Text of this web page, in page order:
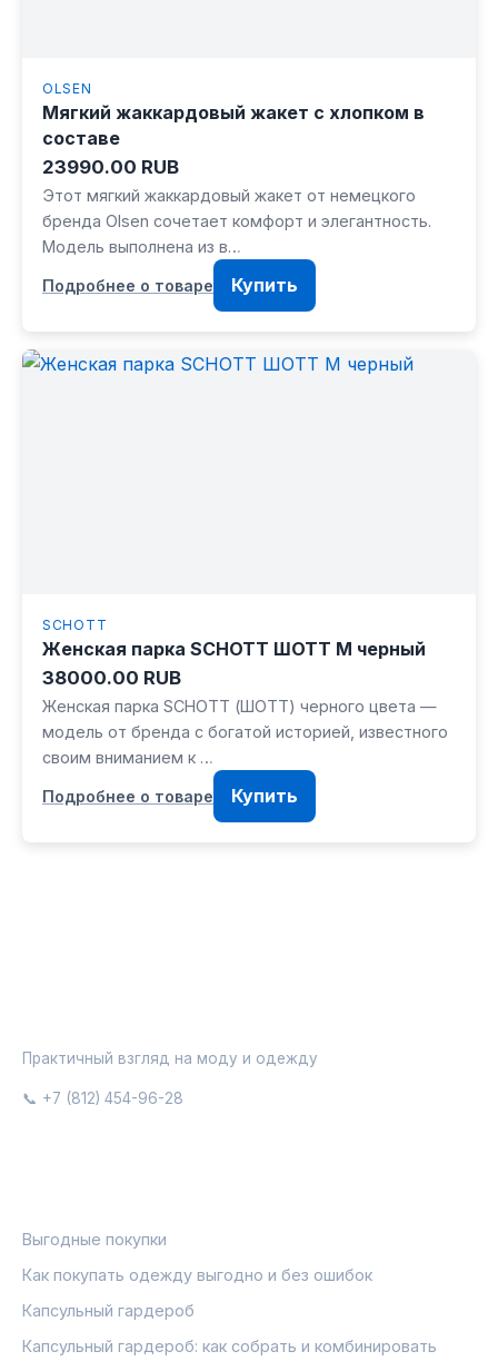
OLSEN
Мягкий жаккардовый жакет с хлопком в
составе
23990.00 RUB
Этот мягкий жаккардовый жакет от немецкого
бренда Olsen сочетает комфорт и элегантность.
Модель выполнена из в…
Подробнее о товаре Купить
SCHOTT
Женская парка SCHOTT ШОТТ M черный
38000.00 RUB
Женская парка SCHOTT (ШОТТ) черного цвета —
модель от бренда с богатой историей, известного
своим вниманием к …
Подробнее о товаре Купить
Практичный взгляд на моду и одежду
📞 +7 (812) 454-96-28
Выгодные покупки
Как покупать одежду выгодно и без ошибок
Капсульный гардероб
Капсульный гардероб: как собрать и комбинировать